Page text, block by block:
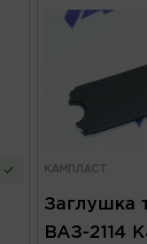
КАМПЛАСТ
Заглушка
ВАЗ-2114